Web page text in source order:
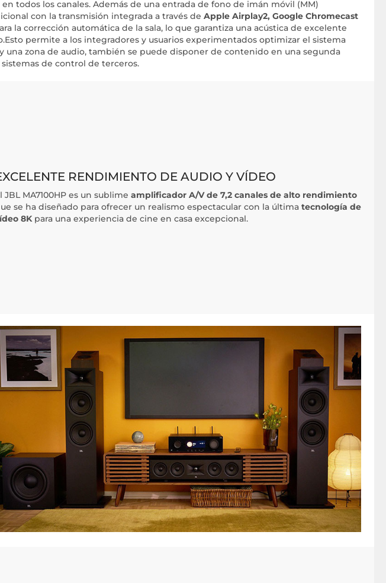
todos los canales. Además de una entrada de fono de imán móvil (MM)
con la transmisión integrada a través de Apple Airplay2, Google Chromecast
la corrección automática de la sala, lo que garantiza una acústica de excelente
permite a los integradores y usuarios experimentados optimizar el sistema
una zona de audio, también se puede disponer de contenido en una segunda
sistemas de control de terceros.
RENDIMIENTO DE AUDIO Y VÍDEO
JBL MA7100HP es un sublime amplificador A/V de 7,2 canales de alto rendimiento
se ha diseñado para ofrecer un realismo espectacular con la última tecnología de
8Kpara una experiencia de cine en casa excepcional.